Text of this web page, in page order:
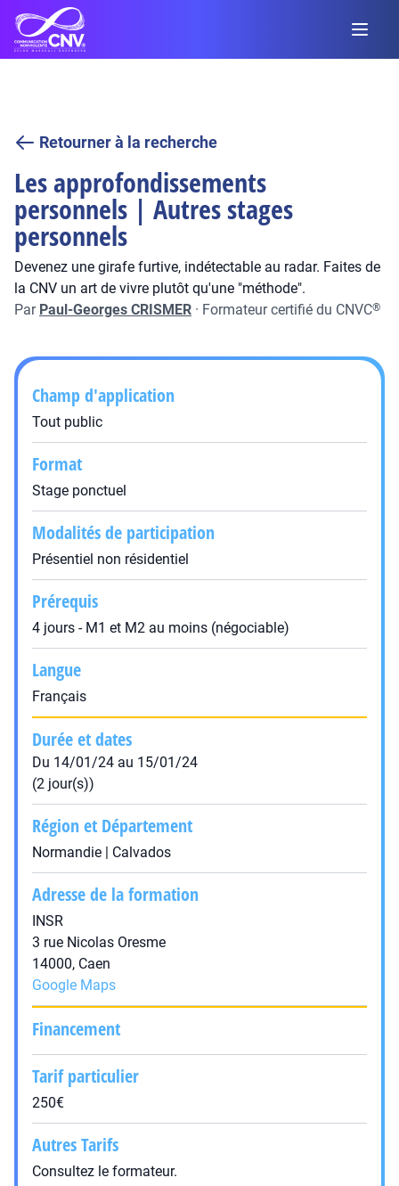
Retourner à la recherche
Les approfondissements
personnels | Autres stages
personnels
Devenez une girafe furtive, indétectable au radar. Faites de
la CNV un art de vivre plutôt qu'une "méthode".
Par Paul-Georges CRISMER · Formateur certifié du CNVC®
Champ d'application
Tout public
Format
Stage ponctuel
Modalités de participation
Présentiel non résidentiel
Prérequis
4 jours - M1 et M2 au moins (négociable)
Langue
Français
Durée et dates
Du 14/01/24 au 15/01/24
(2 jour(s))
Région et Département
Normandie | Calvados
Adresse de la formation
INSR
3 rue Nicolas Oresme
14000, Caen
Google Maps
Financement
Tarif particulier
250€
Autres Tarifs
Consultez le formateur.